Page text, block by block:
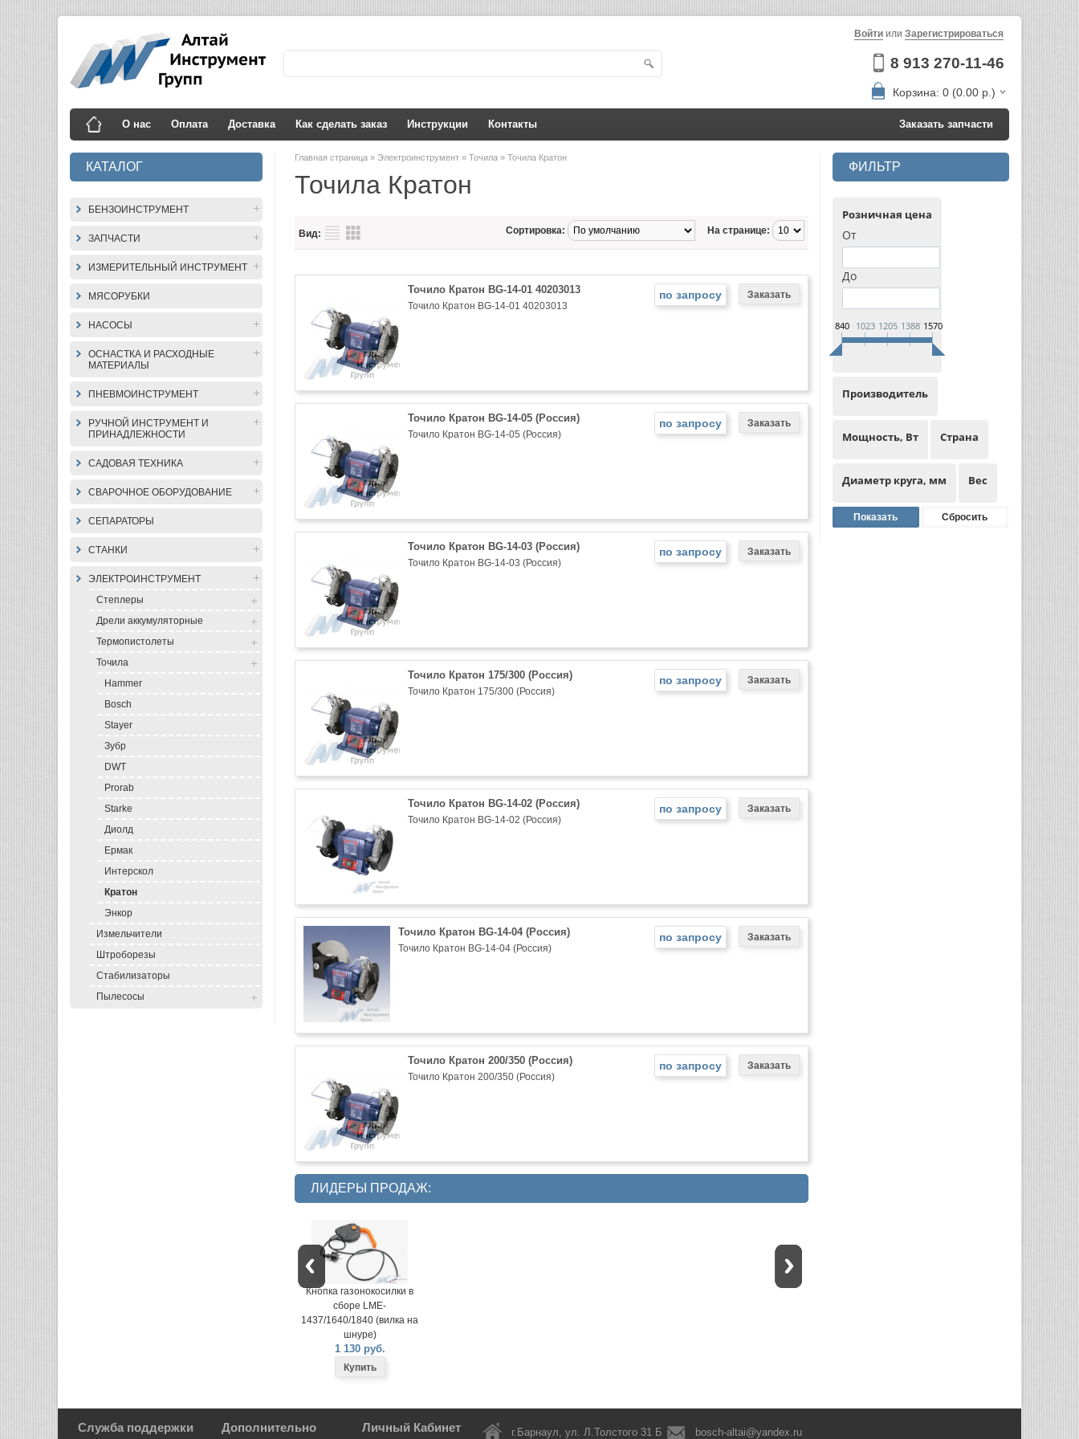
8 913 270-11-46
Войти или Зарегистрироваться
Корзина: 0 (0.00 р.)
О нас Оплата Доставка Как сделать заказ Инструкции Контакты Заказать запчасти
КАТАЛОГ
БЕНЗОИНСТРУМЕНТ
ЗАПЧАСТИ
ИЗМЕРИТЕЛЬНЫЙ ИНСТРУМЕНТ
МЯСОРУБКИ
НАСОСЫ
ОСНАСТКА И РАСХОДНЫЕ
МАТЕРИАЛЫ
ПНЕВМОИНСТРУМЕНТ
РУЧНОЙ ИНСТРУМЕНТ И
ПРИНАДЛЕЖНОСТИ
САДОВАЯ ТЕХНИКА
СВАРОЧНОЕ ОБОРУДОВАНИЕ
СЕПАРАТОРЫ
СТАНКИ
ЭЛЕКТРОИНСТРУМЕНТ
Степлеры
Дрели аккумуляторные
Термопистолеты
Точила
Hammer
Bosch
Stayer
Зубр
DWT
Prorab
Starke
Диолд
Ермак
Интерскол
Кратон
Энкор
Измельчители
Штроборезы
Стабилизаторы
Пылесосы
ФИЛЬТР
Розничная цена
От
До
840 1023 1205 1388 1570
Производитель
Мощность, Вт Страна
Диаметр круга, мм Вес
Главная страница » Электроинструмент » Точила » Точила Кратон
Точила Кратон
Вид: На странице:
Сортировка:
по запросу
Точило Кратон BG-14-01 40203013
Точило Кратон BG-14-01 40203013
по запросу
Точило Кратон BG-14-05 (Россия)
Точило Кратон BG-14-05 (Россия)
по запросу
Точило Кратон BG-14-03 (Россия)
Точило Кратон BG-14-03 (Россия)
по запросу
Точило Кратон 175/300 (Россия)
Точило Кратон 175/300 (Россия)
по запросу
Точило Кратон BG-14-02 (Россия)
Точило Кратон BG-14-02 (Россия)
по запросу
Точило Кратон BG-14-04 (Россия)
Точило Кратон BG-14-04 (Россия)
по запросу
Точило Кратон 200/350 (Россия)
Точило Кратон 200/350 (Россия)
ЛИДЕРЫ ПРОДАЖ:
Кнопка газонокосилки в
сборе LME-
1437/1640/1840 (вилка на
шнуре)
1 130 руб.
Служба поддержки Дополнительно Личный Кабинет г.Барнаул, ул. Л.Толстого 31 Б bosch-altai@yandex.ru